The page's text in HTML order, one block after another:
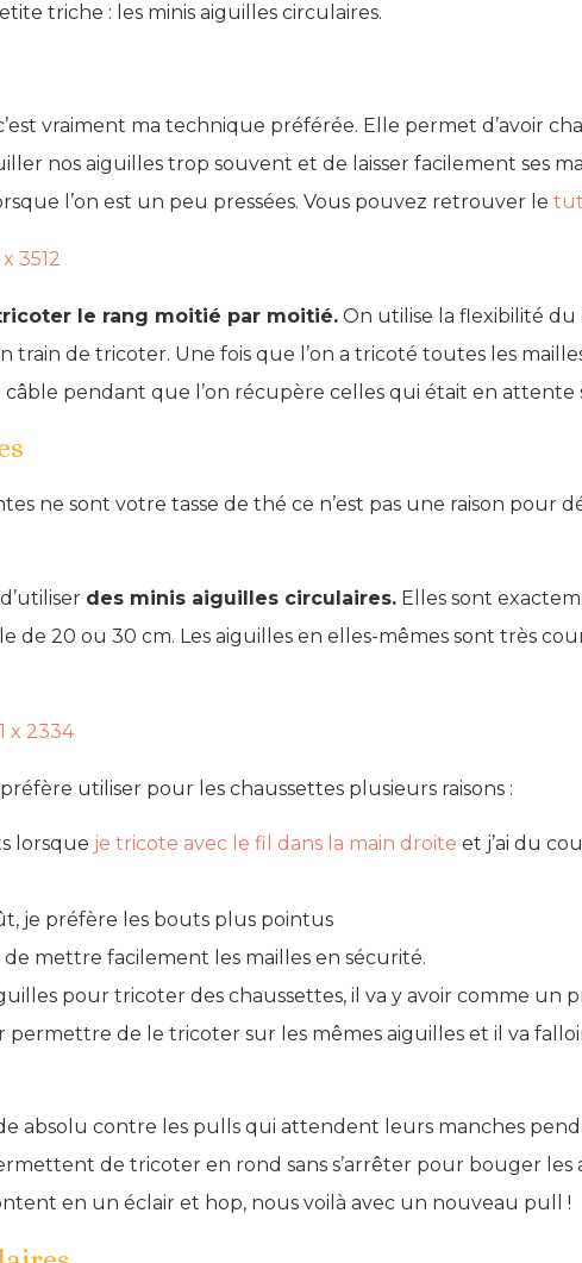
triche : les minis aiguilles circulaires.
vraiment ma technique préférée. Elle permet d’avoir
nos aiguilles trop souvent et de laisser facilement ses
l’on est un peu pressées. Vous pouvez retrouver le
le rang moitié par moitié. On utilise la flexibilité du
train de tricoter. Une fois que l’on a tricoté toutes les
pendant que l’on récupère celles qui était en attente
ne sont votre tasse de thé ce n’est pas une raison pour
des minis aiguilles circulaires. Elles sont
20 ou 30 cm. Les aiguilles en elles-mêmes sont très
utiliser pour les chaussettes plusieurs raisons :
lorsque je tricote avec le fil dans la main droite et j’ai du
je préfère les bouts plus pointus
mettre facilement les mailles en sécurité.
pour tricoter des chaussettes, il va y avoir comme un
de le tricoter sur les mêmes aiguilles et il va
absolu contre les pulls qui attendent leurs manches
de tricoter en rond sans s’arrêter pour bouger
en un éclair et hop, nous voilà avec un nouveau pull !